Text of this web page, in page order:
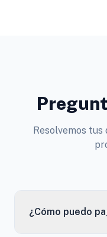
Resolvemos tus
¿Cómo puedo